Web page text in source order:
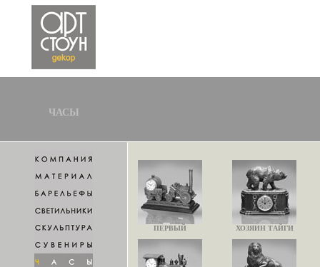
ЧАСЫ
ПЕРВЫЙ ХОЗЯИН ТАЙГИ